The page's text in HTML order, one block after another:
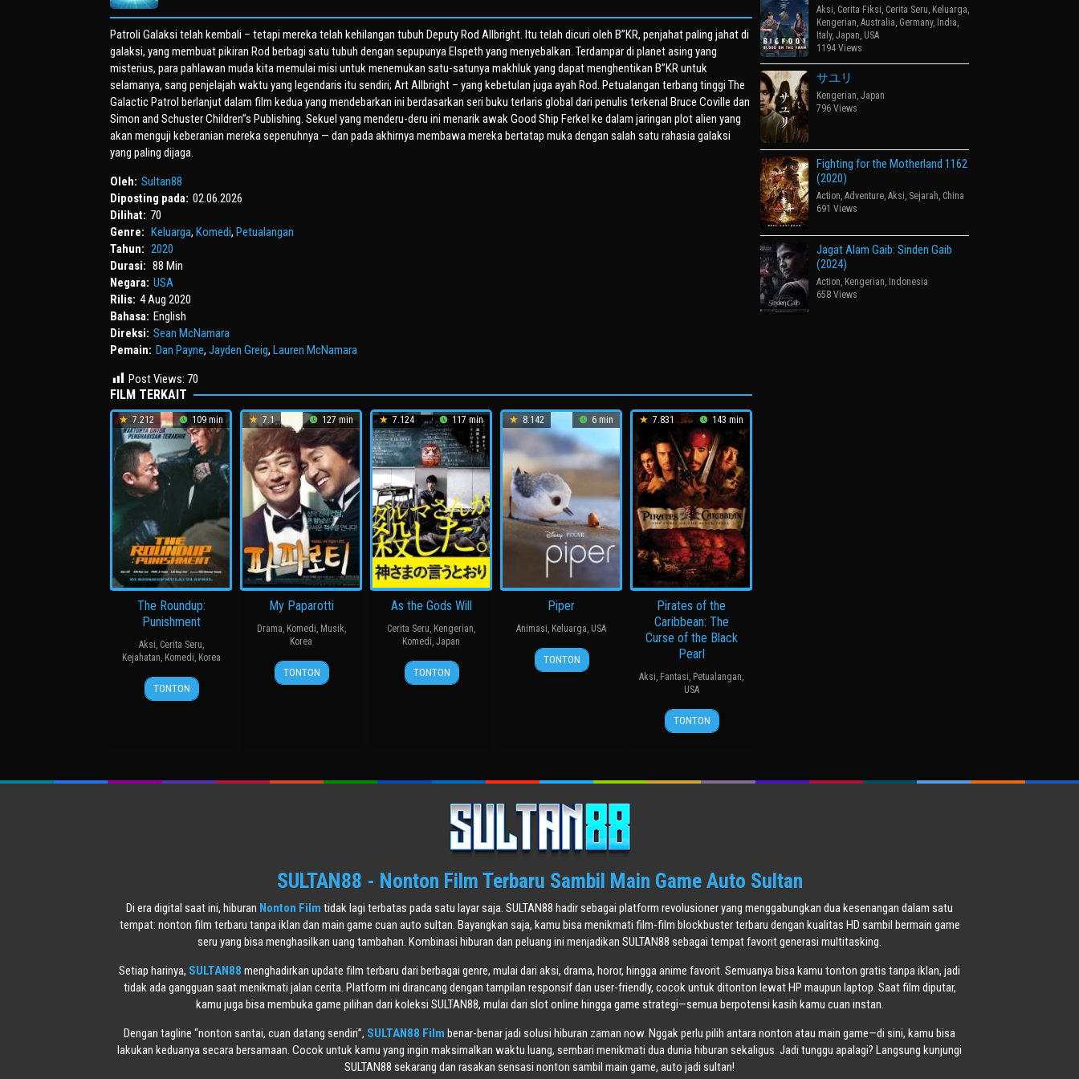
Patroli Galaksi telah kembali – tetapi mereka telah kehilangan tubuh Deputy Rod Allbright. Itu telah dicuri oleh B”KR, penjahat paling jahat di
galaksi, yang membuat pikiran Rod berbagi satu tubuh dengan sepupunya Elspeth yang menyebalkan. Terdampar di planet asing yang
misterius, para pahlawan muda kita memulai misi untuk menemukan satu-satunya makhluk yang dapat menghentikan B”KR untuk
selamanya, sang penjelajah waktu yang legendaris itu sendiri; Art Allbright – yang kebetulan juga ayah Rod. Petualangan terbang tinggi The
Galactic Patrol berlanjut dalam film kedua yang mendebarkan ini berdasarkan seri buku terlaris global dari penulis terkenal Bruce Coville dan
Simon and Schuster Children”s Publishing. Sekuel yang menderu-deru ini menarik awak Good Ship Ferkel ke dalam jaringan plot alien yang
akan menguji keberanian mereka sepenuhnya — dan pada akhirnya membawa mereka bertatap muka dengan salah satu rahasia galaksi
yang paling dijaga.
Oleh: Sultan88
Diposting pada: 02.06.2026
Dilihat: 70
Genre: Keluarga, Komedi, Petualangan
Tahun: 2020
Durasi: 88 Min
Negara: USA
Rilis: 4 Aug 2020
Bahasa: English
Direksi: Sean McNamara
Pemain: Dan Payne, Jayden Greig, Lauren McNamara
Post Views: 70
FILM TERKAIT
7.212 109 min
The Roundup:
Punishment
Aksi Cerita Seru
Kejahatan Komedi Korea
24
Apr
허
명
TONTON
7.1 127 min
My Paparotti
Drama Komedi Musik
Korea
14
Mar
윤
종
TONTON
7.124 117 min
As the Gods Will
Cerita Seru Kengerian
Komedi Japan
15
Nov
三
池
TONTON
8.142 6 min
Piper
Animasi Keluarga USA
16
Jun
Alan
Barillaro
TONTON
7.831 143 min
Pirates of the
Caribbean: The
Curse of the Black
Pearl
Aksi Fantasi Petualangan
USA
9
Jul
Gore
Verbinski
TONTON
Aksi, Cerita Fiksi, Cerita Seru, Keluarga,
Kengerian, Australia, Germany, India,
Italy, Japan, USA
1194 Views
サユリ
Kengerian, Japan
796 Views
Fighting for the Motherland 1162
(2020)
Action, Adventure, Aksi, Sejarah, China
691 Views
Jagat Alam Gaib: Sinden Gaib
(2024)
Action, Kengerian, Indonesia
658 Views
SULTAN88 - Nonton Film Terbaru Sambil Main Game Auto Sultan
Di era digital saat ini, hiburan Nonton Film tidak lagi terbatas pada satu layar saja. SULTAN88 hadir sebagai platform revolusioner yang menggabungkan dua kesenangan dalam satu
tempat: nonton film terbaru tanpa iklan dan main game cuan auto sultan. Bayangkan saja, kamu bisa menikmati film-film blockbuster terbaru dengan kualitas HD sambil bermain game
seru yang bisa menghasilkan uang tambahan. Kombinasi hiburan dan peluang ini menjadikan SULTAN88 sebagai tempat favorit generasi multitasking.
Setiap harinya, SULTAN88 menghadirkan update film terbaru dari berbagai genre, mulai dari aksi, drama, horor, hingga anime favorit. Semuanya bisa kamu tonton gratis tanpa iklan, jadi
tidak ada gangguan saat menikmati jalan cerita. Platform ini dirancang dengan tampilan responsif dan user-friendly, cocok untuk ditonton lewat HP maupun laptop. Saat film diputar,
kamu juga bisa membuka game pilihan dari koleksi SULTAN88, mulai dari slot online hingga game strategi—semua berpotensi kasih kamu cuan instan.
Dengan tagline “nonton santai, cuan datang sendiri”, SULTAN88 Film benar-benar jadi solusi hiburan zaman now. Nggak perlu pilih antara nonton atau main game—di sini, kamu bisa
lakukan keduanya secara bersamaan. Cocok untuk kamu yang ingin maksimalkan waktu luang, sembari menikmati dua dunia hiburan sekaligus. Jadi tunggu apalagi? Langsung kunjungi
SULTAN88 sekarang dan rasakan sensasi nonton sambil main game, auto jadi sultan!